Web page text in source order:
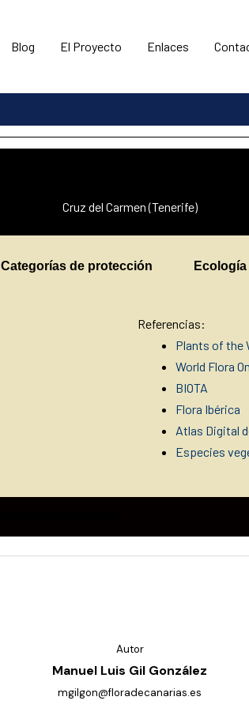
Blog El Proyecto Enlaces
Cruz del Carmen (Tenerife)
Categorías de protección Ecología
Referencias:
Plants of the
World Flora
BIOTA
Flora Ibérica
Atlas Digital
Especies
Autor
Manuel Luis Gil González
mgilgon@floradecanarias.es